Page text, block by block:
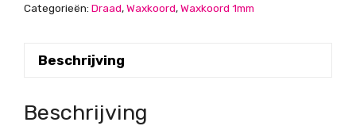
Categorieën: Draad,Waxkoord,Waxkoord 1mm
Beschrijving
Beschrijving